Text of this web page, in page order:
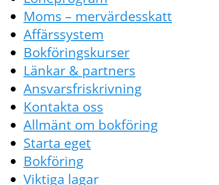
Moms – mervärdesskatt
Affärssystem
Bokföringskurser
Länkar & partners
Ansvarsfriskrivning
Kontakta oss
Allmänt om bokföring
Starta eget
Bokföring
Viktiga lagar